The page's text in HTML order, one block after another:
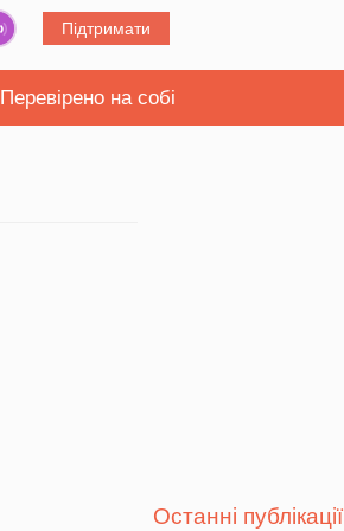
Підтримати
Перевірено на собі
Останні публікації